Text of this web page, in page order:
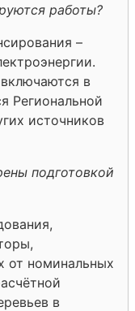
работы?
–
в
Региональной
источников
подготовкой
от номинальных
в